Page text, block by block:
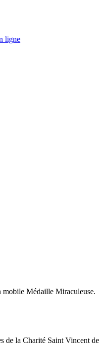
ligne
mobile Médaille Miraculeuse.
de la Charité Saint Vincent de